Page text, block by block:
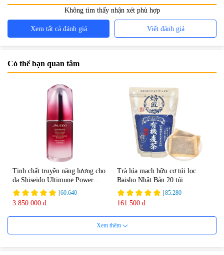
Không tìm thấy nhận xét phù hợp
Xem tất cả đánh giá Viết đánh giá
Có thể bạn quan tâm
Tinh chất truyền năng lượng cho
da Shiseido Ultimune Power
75ml
60.640
3.850.000 đ
Trà lúa mạch hữu cơ túi lọc
Baisho Nhật Bản 20 túi
85.280
161.500 đ
Xem thêm